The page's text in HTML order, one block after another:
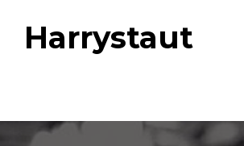
Harrystaut